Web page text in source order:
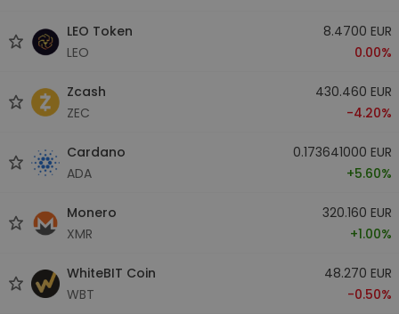
LEO Token
LEO
8.4700 EUR
0.00%
Zcash
ZEC
430.460 EUR
-4.20%
Cardano
ADA
0.173641000 EUR
+5.60%
Monero
XMR
320.160 EUR
+1.00%
WhiteBIT Coin
WBT
48.270 EUR
-0.50%